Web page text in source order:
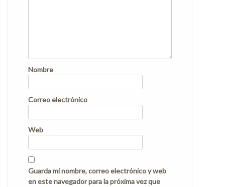
Nombre
Correo electrónico
Web
Guarda mi nombre, correo electrónico y web
en este navegador para la próxima vez que